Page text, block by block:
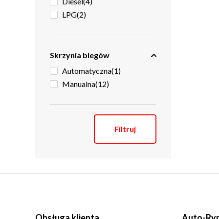
LPG(2)
Skrzynia biegów
Automatyczna(1)
Manualna(12)
Filtruj